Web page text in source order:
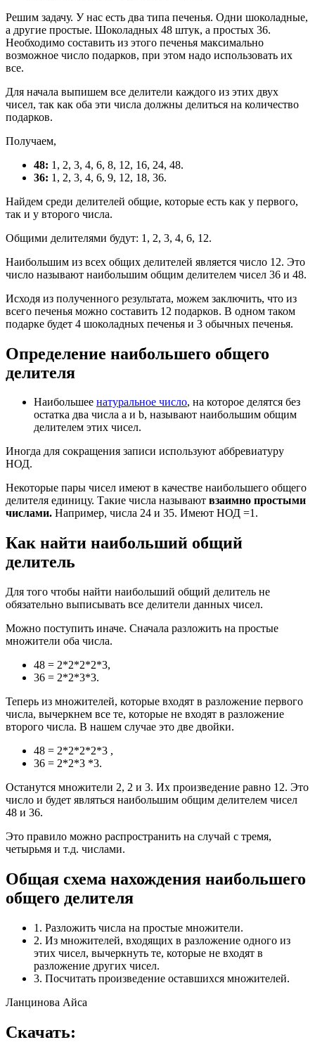
Решим задачу. У нас есть два типа печенья. Одни шоколадные,
а другие простые. Шоколадных 48 штук, а простых 36.
Необходимо составить из этого печенья максимально
возможное число подарков, при этом надо использовать их
все.
Для начала выпишем все делители каждого из этих двух
чисел, так как оба эти числа должны делиться на количество
подарков.
Получаем,
48: 1, 2, 3, 4, 6, 8, 12, 16, 24, 48.
36: 1, 2, 3, 4, 6, 9, 12, 18, 36.
Найдем среди делителей общие, которые есть как у первого,
так и у второго числа.
Общими делителями будут: 1, 2, 3, 4, 6, 12.
Наибольшим из всех общих делителей является число 12. Это
число называют наибольшим общим делителем чисел 36 и 48.
Исходя из полученного результата, можем заключить, что из
всего печенья можно составить 12 подарков. В одном таком
подарке будет 4 шоколадных печенья и 3 обычных печенья.
Определение наибольшего общего
делителя
Наибольшее натуральное число, на которое делятся без
остатка два числа a и b, называют наибольшим общим
делителем этих чисел.
Иногда для сокращения записи используют аббревиатуру
НОД.
Некоторые пары чисел имеют в качестве наибольшего общего
делителя единицу. Такие числа называют взаимно простыми
числами. Например, числа 24 и 35. Имеют НОД =1.
Как найти наибольший общий
делитель
Для того чтобы найти наибольший общий делитель не
обязательно выписывать все делители данных чисел.
Можно поступить иначе. Сначала разложить на простые
множители оба числа.
48 = 2*2*2*2*3,
36 = 2*2*3*3.
Теперь из множителей, которые входят в разложение первого
числа, вычеркнем все те, которые не входят в разложение
второго числа. В нашем случае это две двойки.
48 = 2*2*2*2*3 ,
36 = 2*2*3 *3.
Останутся множители 2, 2 и 3. Их произведение равно 12. Это
число и будет являться наибольшим общим делителем чисел
48 и 36.
Это правило можно распространить на случай с тремя,
четырьмя и т.д. числами.
Общая схема нахождения наибольшего
общего делителя
1. Разложить числа на простые множители.
2. Из множителей, входящих в разложение одного из
этих чисел, вычеркнуть те, которые не входят в
разложение других чисел.
3. Посчитать произведение оставшихся множителей.
Ланцинова Айса
Скачать: